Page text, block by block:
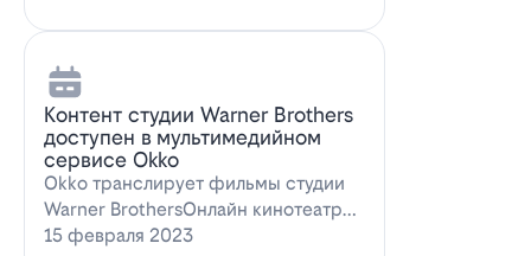
Контент студии Warner Brothers
доступен в мультимедийном
сервисе Okko
Okko транслирует фильмы студии
Warner BrothersОнлайн кинотеатр
Okko пополнил коллекцию лучшими
15 февраля 2023